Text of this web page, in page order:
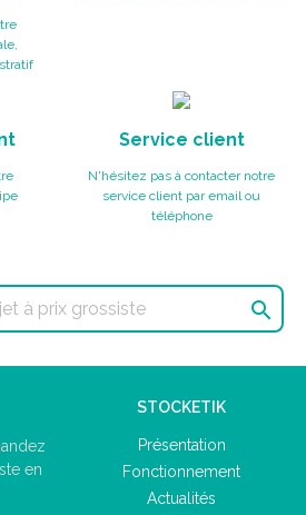
Service client
N'hésitez pas à contacter notre
service client par email ou
téléphone

en
STOCKETIK
Présentation
Fonctionnement
Actualités